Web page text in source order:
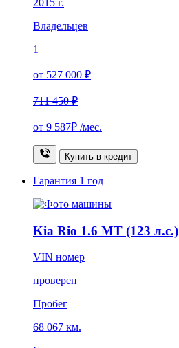
Владельцев
1
от 527 000 ₽
711 450 ₽
от 9 587₽ /мес.
Купить в кредит
Гарантия 1 год
Kia Rio 1.6 MT (123 л.с.)
VIN номер
проверен
Пробег
68 067 км.